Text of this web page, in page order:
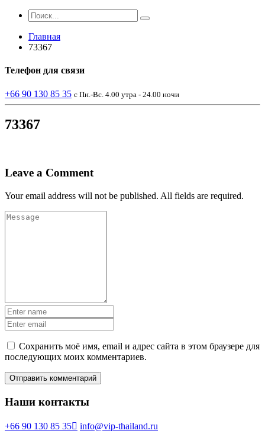
Главная
73367
Телефон для связи
+66 90 130 85 35 с Пн.-Вс. 4.00 утра - 24.00 ночи
73367
Leave a Comment
Your email address will not be published. All fields are required.
Сохранить моё имя, email и адрес сайта в этом браузере для
последующих моих комментариев.
Наши контакты
+66 90 130 85 35 info@vip-thailand.ru